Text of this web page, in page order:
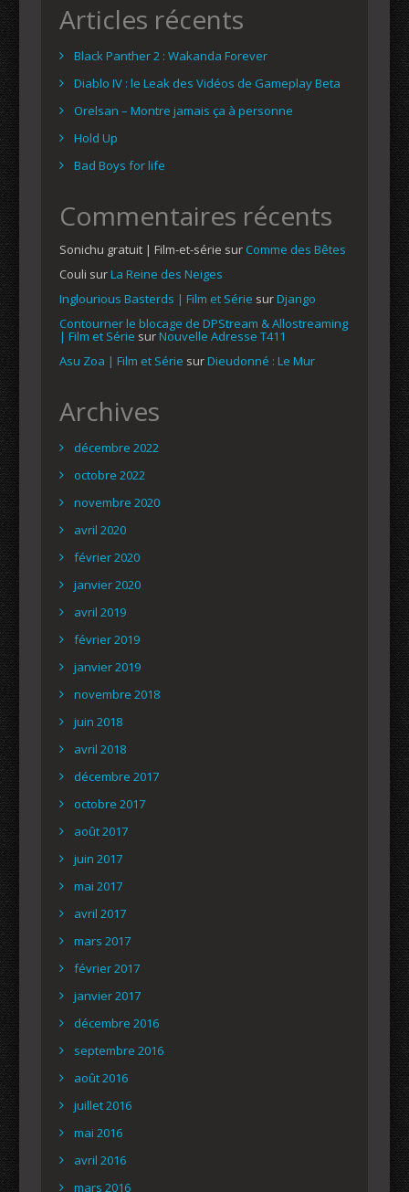
Articles récents
Black Panther 2 : Wakanda Forever
Diablo IV : le Leak des Vidéos de Gameplay Beta
Orelsan – Montre jamais ça à personne
Hold Up
Bad Boys for life
Commentaires récents
Sonichu gratuit | Film-et-série sur Comme des Bêtes
Couli surLa Reine des Neiges
Inglourious Basterds | Film et Série surDjango
Contourner le blocage de DPStream & Allostreaming
| Film et Série surNouvelle Adresse T411
Asu Zoa | Film et Série surDieudonné : Le Mur
Archives
décembre 2022
octobre 2022
novembre 2020
avril 2020
février 2020
janvier 2020
avril 2019
février 2019
janvier 2019
novembre 2018
juin 2018
avril 2018
décembre 2017
octobre 2017
août 2017
juin 2017
mai 2017
avril 2017
mars 2017
février 2017
janvier 2017
décembre 2016
septembre 2016
août 2016
juillet 2016
mai 2016
avril 2016
mars 2016